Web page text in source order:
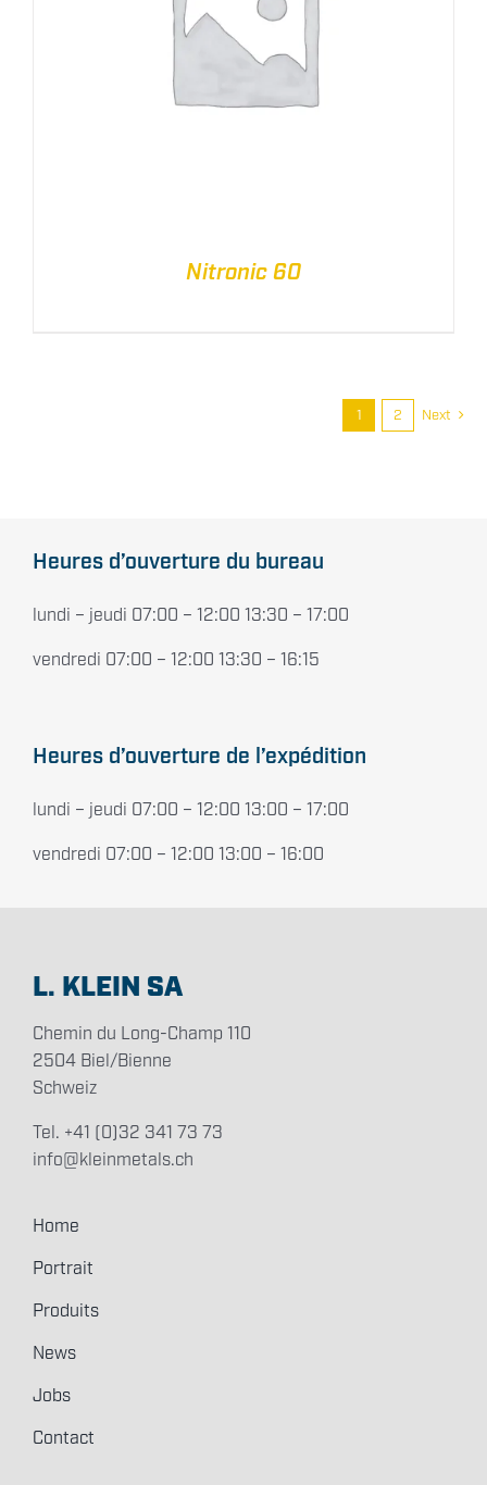
Nitronic 60
1 2 Next
Heures d’ouverture du bureau
lundi – jeudi 07:00 – 12:00 13:30 – 17:00
vendredi 07:00 – 12:00 13:30 – 16:15
Heures d’ouverture de l’expédition
lundi – jeudi 07:00 – 12:00 13:00 – 17:00
vendredi 07:00 – 12:00 13:00 – 16:00
L. KLEIN SA
Chemin du Long-Champ 110
2504 Biel/Bienne
Schweiz
Tel. +41 (0)32 341 73 73
info@kleinmetals.ch
Home
Portrait
Produits
News
Jobs
Contact